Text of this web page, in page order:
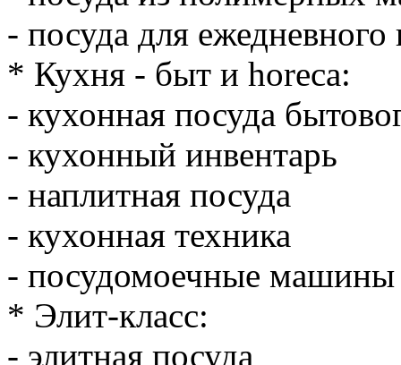
- посуда для ежедневного
* Кухня - быт и horeсa:
- кухонная посуда
- кухонный инвентарь
- наплитная посуда
- кухонная техника
- посудомоечные машины
* Элит-класс:
- элитная посуда